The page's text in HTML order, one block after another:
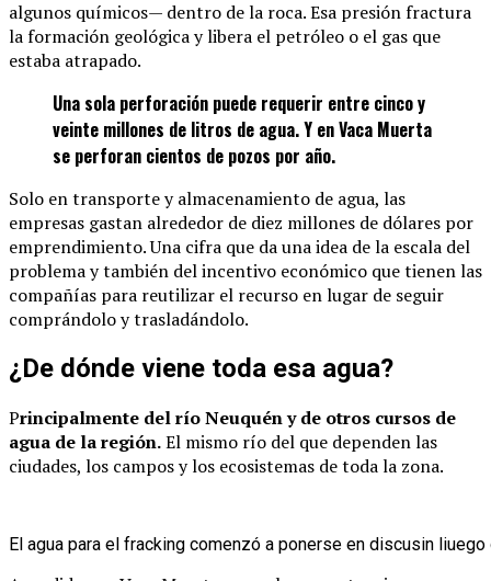
algunos químicos— dentro de la roca. Esa presión fractura
la formación geológica y libera el petróleo o el gas que
estaba atrapado.
Una sola perforación puede requerir entre cinco y
veinte millones de litros de agua. Y en Vaca Muerta
se perforan cientos de pozos por año.
Solo en transporte y almacenamiento de agua, las
empresas gastan alrededor de diez millones de dólares por
emprendimiento. Una cifra que da una idea de la escala del
problema y también del incentivo económico que tienen las
compañías para reutilizar el recurso en lugar de seguir
comprándolo y trasladándolo.
¿De dónde viene toda esa agua?
Principalmente del río Neuquén y de otros cursos de
agua de la región.El mismo río del que dependen las
ciudades, los campos y los ecosistemas de toda la zona.
El agua para el fracking comenzó a ponerse en discusin